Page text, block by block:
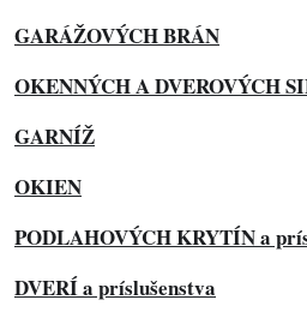
GARÁŽOVÝCH BRÁN
OKENNÝCH A DVEROVÝCH
GARNÍŽ
OKIEN
PODLAHOVÝCH KRYTÍN a
DVERÍ a príslušenstva